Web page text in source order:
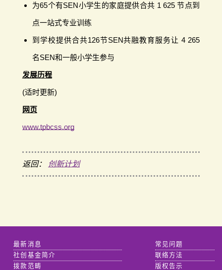
为65个有SEN小学生的家庭提供合共 1 625 节点到
点一站式专业训练
到学校提供合共126节SEN共融教育服务让 4 265
名SEN和一般小学生参与
发展历程
(适时更新)
网页
www.tpbcss.org
返回： 创新计划
最新消息
社创基金简介
拨款范畴
常见问题
联络方法
版权告示